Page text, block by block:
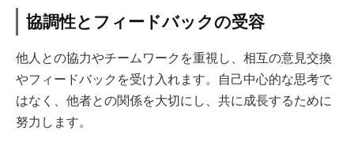
協調性とフィードバックの受容
他人との協力やチームワークを重視し、相互の意見交換
やフィードバックを受け入れます。自己中心的な思考で
はなく、他者との関係を大切にし、共に成長するために
努力します。